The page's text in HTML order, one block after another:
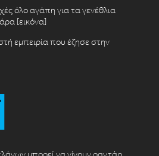
όλο αγάπη για τα γενέθλια
[εικόνα]
εμπειρία που έζησε στην